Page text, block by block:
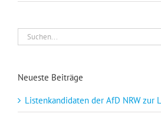
Suche
nach:
Neueste Beiträge
Listenkandidaten der AfD NRW zur